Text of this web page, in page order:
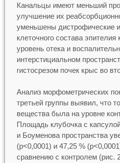
Канальцы имеют меньший
улучшение их
уменьшены дистрофические
клеточного состава
уровень отека и
интерстициальном
гистосрезом почек крыс во
Анализ морфометрических
третьей группы выявил, что
вещества была на уровне
Площадь клубочка с
и Боуменова пространства
(р<0,0001) и 47,25 %
сравнению с контролем (рис.